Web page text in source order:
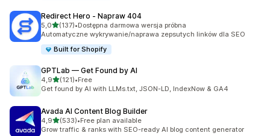
Redirect Hero ‑ Napraw 404
5,0na 5 gwiazdek
(137)
Łączna liczba recenzji: 137
•Dostępna darmowa wersja próbna
Automatyczne wykrywanie/naprawa zepsutych linków dla SEO
Built for Shopify
GPTLab — Get Found by AI
4,9na 5 gwiazdek
(121)
Łączna liczba recenzji: 121
•Free
Get found by AI with LLMs.txt, JSON-LD, IndexNow & GA4
Avada AI Content Blog Builder
4,9na 5 gwiazdek
(533)
Łączna liczba recenzji: 533
•Free plan available
Grow traffic & ranks with SEO-ready AI blog content generator